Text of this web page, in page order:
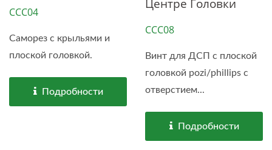
CCC04
Саморез с крыльями и
плоской головкой.
Подробности
Центре Головки
CCC08
Винт для ДСП с плоской
головкой pozi/phillips с
отверстием...
Подробности